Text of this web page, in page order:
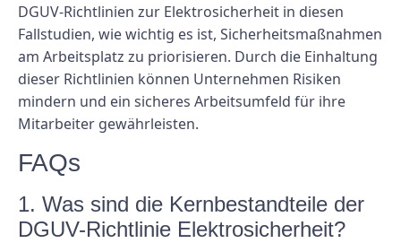
DGUV-Richtlinien zur Elektrosicherheit in diesen
Fallstudien, wie wichtig es ist, Sicherheitsmaßnahmen
am Arbeitsplatz zu priorisieren. Durch die Einhaltung
dieser Richtlinien können Unternehmen Risiken
mindern und ein sicheres Arbeitsumfeld für ihre
Mitarbeiter gewährleisten.
FAQs
1. Was sind die Kernbestandteile der
DGUV-Richtlinie Elektrosicherheit?